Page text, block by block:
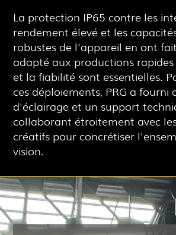
La protection IP65 contre les
rendement élevé et les
robustes de l'appareil en ont
adapté aux productions
et la fiabilité sont essentielles.
ces déploiements, PRG a fourni
d'éclairage et un support
collaborant étroitement avec
créatifs pour concrétiser
vision.